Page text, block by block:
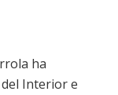
ha
Interior e